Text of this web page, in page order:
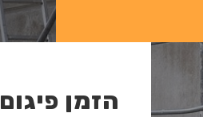
הזמן פיגום